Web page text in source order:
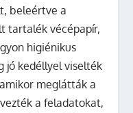
beleértve a
tartalék vécépapír,
higiénikus
jó kedéllyel viselték
meglátták a
a feladatokat,